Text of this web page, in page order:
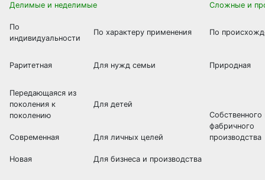
Делимые и неделимые Сложные и
По
индивидуальности
По характеру применения По
Раритетная Для нужд семьи Природная
Передающаяся из
поколения к
поколению
Для детей
Собственного
фабричного
производства
Современная Для личных целей
Новая Для бизнеса и производства